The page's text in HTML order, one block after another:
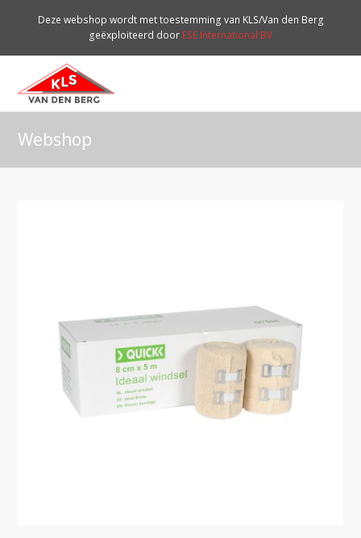
Deze webshop wordt met toestemming van KLS/Van den Berg
geëxploiteerd door ESE International BV
Webshop